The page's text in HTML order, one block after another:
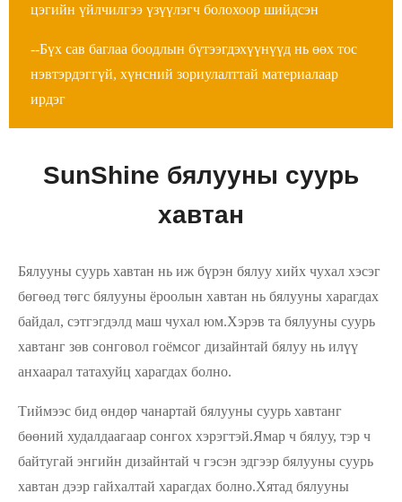
цэгийн үйлчилгээ үзүүлэгч болохоор шийдсэн
--Бүх сав баглаа боодлын бүтээгдэхүүнүүд нь өөх тос
нэвтэрдэггүй, хүнсний зориулалттай материалаар
ирдэг
SunShine бялууны суурь
хавтан
Бялууны суурь хавтан нь иж бүрэн бялуу хийх чухал хэсэг
бөгөөд төгс бялууны ёроолын хавтан нь бялууны харагдах
байдал, сэтгэгдэлд маш чухал юм.Хэрэв та бялууны суурь
хавтанг зөв сонговол гоёмсог дизайнтай бялуу нь илүү
анхаарал татахуйц харагдах болно.
Тиймээс бид өндөр чанартай бялууны суурь хавтанг
бөөний худалдаагаар сонгох хэрэгтэй.Ямар ч бялуу, тэр ч
байтугай энгийн дизайнтай ч гэсэн эдгээр бялууны суурь
хавтан дээр гайхалтай харагдах болно.Хятад бялууны